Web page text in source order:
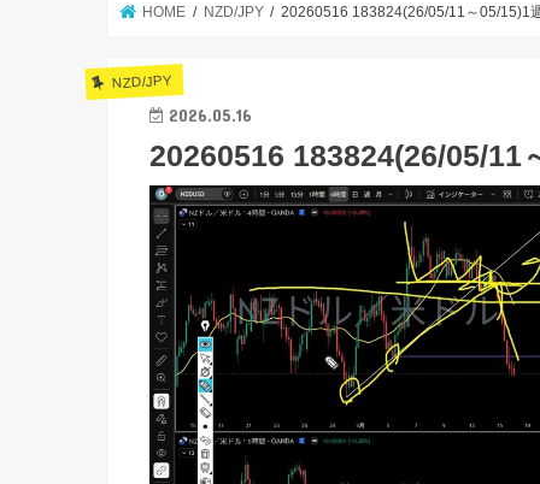
HOME NZD/JPY 20260516 183824(26/05/11～05/15)1
NZD/JPY
2026.05.16
20260516 183824(26/05/11